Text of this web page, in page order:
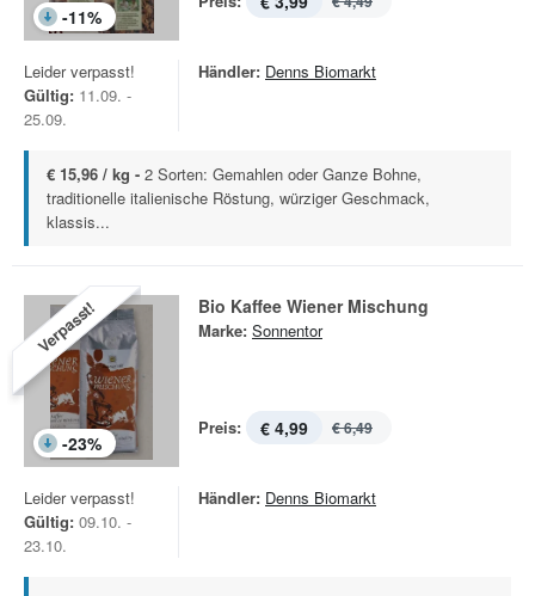
-11%
Leider verpasst!
Gültig: 11.09. -
25.09.
Händler: Denns Biomarkt
€ 15,96 / kg - 2 Sorten: Gemahlen oder Ganze Bohne,
traditionelle italienische Röstung, würziger Geschmack,
klassis...
Verpasst!
-23%
Bio Kaffee Wiener Mischung
Marke: Sonnentor
Preis: € 4,99 € 6,49
Leider verpasst!
Gültig: 09.10. -
23.10.
Händler: Denns Biomarkt